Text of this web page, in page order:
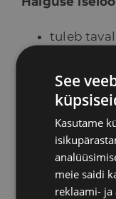
tuleb
võib
tekib alati
võib olla
Haiguse
ei ilmne
tekib
See
Kasutame
meie saidi
reklaami- ja